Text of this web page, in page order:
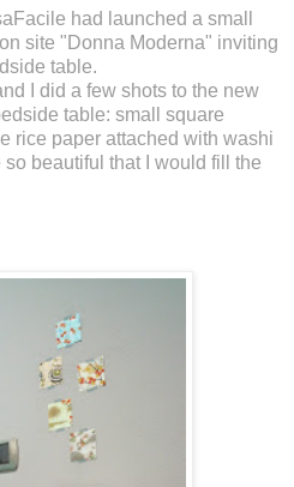
had launched a small
on site "Donna Moderna" inviting
table.
I did a few shots to the new
table: small square
rice paper attached with washi
beautiful that I would fill the